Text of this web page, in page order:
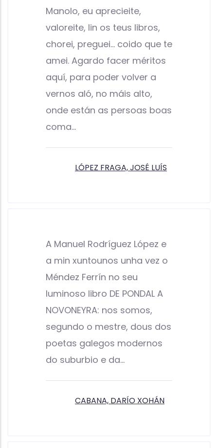
Manolo, eu aprecieite,
valoreite, lin os teus libros,
chorei, preguei... coido que te
amei. Agardo facer méritos
aquí, para poder volver a
vernos aló, no máis alto,
onde están as persoas boas
coma…
LÓPEZ FRAGA, JOSÉ LUÍS
A Manuel Rodríguez López e
a min xuntounos unha vez o
Méndez Ferrín no seu
luminoso libro DE PONDAL A
NOVONEYRA: nos somos,
segundo o mestre, dous dos
poetas galegos modernos
do suburbio e da…
CABANA, DARÍO XOHÁN